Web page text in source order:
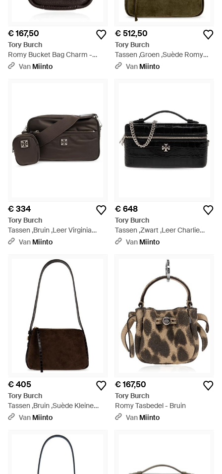
€ 167,50
Tory Burch
Romy Bucket Bag Charm -
Zwart
Van Miinto
€ 512,50
Tory Burch
Tassen ,Groen ,Suède Romy
Suède Schoudertas - Groen
Van Miinto
€ 334
Tory Burch
Tassen ,Bruin ,Leer Virginia
Crossbody Tas - Zwart
Van Miinto
€ 648
Tory Burch
Tassen ,Zwart ,Leer Charlie
Leren Tas - Zwart
Van Miinto
€ 405
Tory Burch
Tassen ,Bruin ,Suède Kleine
Romy Suède Schoudertas -
Van Miinto
€ 167,50
Tory Burch
Romy Tasbedel - Bruin
Van Miinto